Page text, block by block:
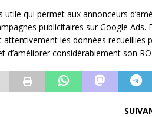
qui permet aux annonceurs
publicitaires sur Google Ads.
les données recueillies
d’améliorer considérablement son